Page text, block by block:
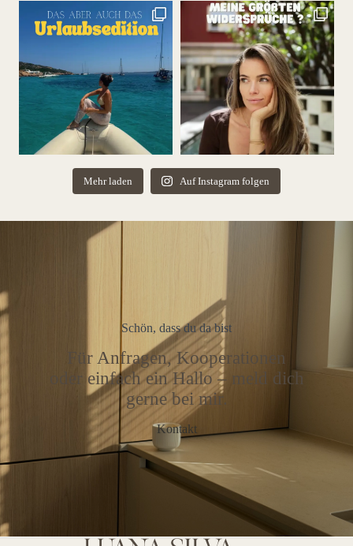
Mehr laden Auf Instagram folgen
Schön, dass du da bist
Für Anfragen, Kooperationen
oder einfach ein Hallo – meld dich
gerne bei mir.
Kontakt